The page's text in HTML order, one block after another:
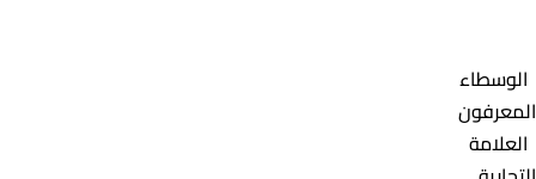
الوسطاء
المعرفون
العلامة